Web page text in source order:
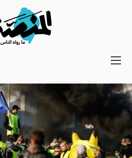
Main
Secondary
Navigation